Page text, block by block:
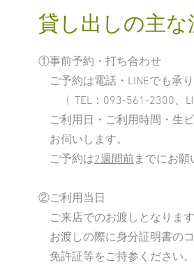
貸し出しの主な
①事前予約・打ち合わせ
ご予約は電話・LINEでも承り
( TEL：093-561-2300、
ご利用日・ご利用時間・生
お伺いします。
ご予約は2週間前までにお願
②ご利用当日
ご来店でのお渡しとなりま
お渡しの際に身分証明書の
​ 免許証等をご持参ください。